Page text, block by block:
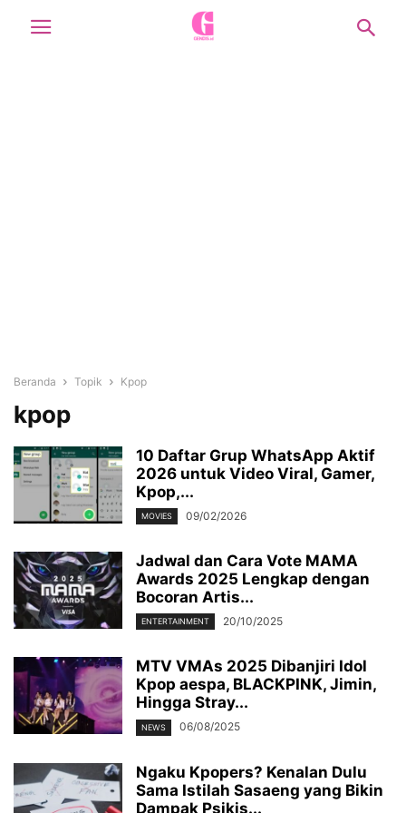
Beranda Topik Kpop
kpop
10 Daftar Grup WhatsApp Aktif
2026 untuk Video Viral, Gamer,
Kpop,...
MOVIES 09/02/2026
Jadwal dan Cara Vote MAMA
Awards 2025 Lengkap dengan
Bocoran Artis...
ENTERTAINMENT 20/10/2025
MTV VMAs 2025 Dibanjiri Idol
Kpop aespa, BLACKPINK, Jimin,
Hingga Stray...
NEWS 06/08/2025
Ngaku Kpopers? Kenalan Dulu
Sama Istilah Sasaeng yang Bikin
Dampak Psikis...